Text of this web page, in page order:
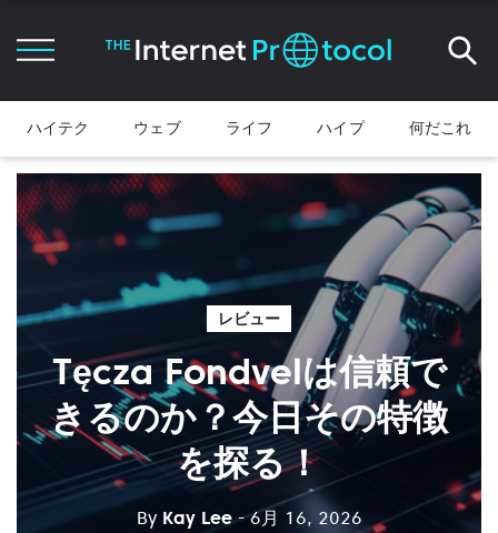
ハイテク ウェブ ライフ ハイプ 何だこれ
レビュー
Tęcza Fondvelは信頼で
きるのか？今日その特徴
を探る！
By Kay Lee - 6月 16, 2026